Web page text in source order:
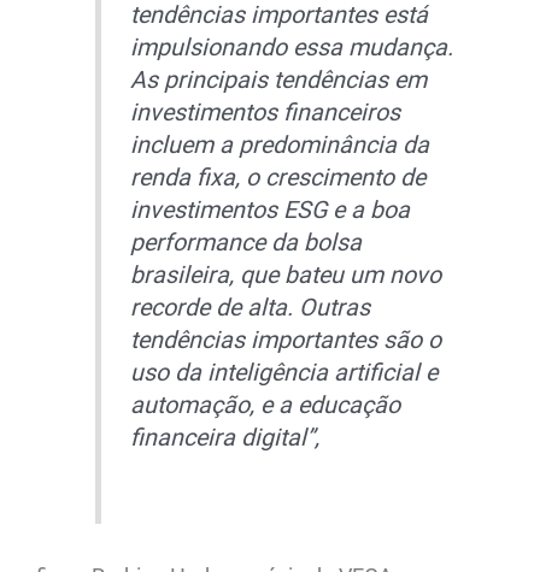
tendências importantes está
impulsionando essa mudança.
As principais tendências em
investimentos financeiros
incluem a predominância da
renda fixa, o crescimento de
investimentos ESG e a boa
performance da bolsa
brasileira, que bateu um novo
recorde de alta. Outras
tendências importantes são o
uso da inteligência artificial e
automação, e a educação
financeira digital”,